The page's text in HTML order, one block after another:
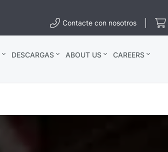
Contacte con nosotros
DESCARGAS ABOUT US
CAREERS